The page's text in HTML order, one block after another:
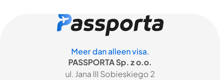
Meer dan alleen visa.
PASSPORTA Sp. z o.o.
ul. Jana III Sobieskiego 2